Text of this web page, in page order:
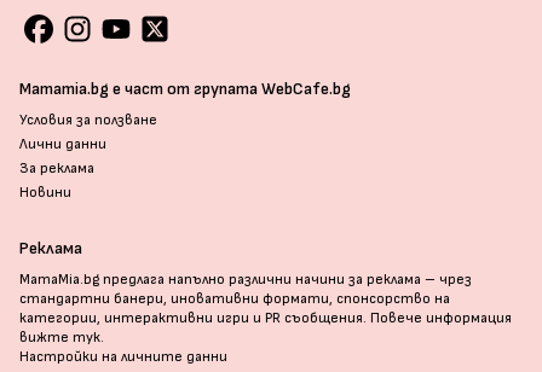
Mamamia.bg е част от групата WebCafe.bg
Условия за ползване
Лични данни
За реклама
Новини
Реклама
MamaMia.bg предлага напълно различни начини за реклама – чрез
стандартни банери, иновативни формати, спонсорство на
категории, интерактивни игри и PR съобщения. Повече информация
вижте тук.
Настройки на личните данни